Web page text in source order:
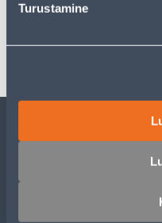
Turustamine
Transport
KLIENDITEENINDUS
TEENUSED